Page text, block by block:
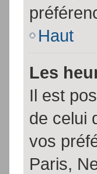
Haut
Les
Il est
de celui
vos
Paris,